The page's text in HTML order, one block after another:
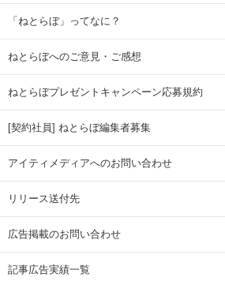
「ねとらぼ」ってなに？
ねとらぼへのご意見・ご感想
ねとらぼプレゼントキャンペーン応募規約
[契約社員] ねとらぼ編集者募集
アイティメディアへのお問い合わせ
リリース送付先
広告掲載のお問い合わせ
記事広告実績一覧